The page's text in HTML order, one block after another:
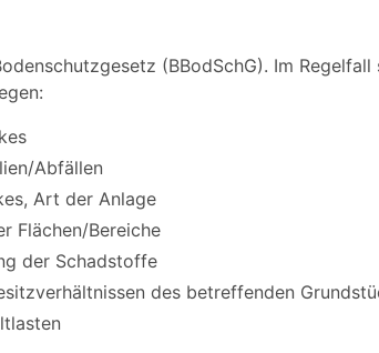
(BBodSchG). Im
Abfällen
Art der Anlage
Flächen/Bereiche
der Schadstoffe
des betreffenden